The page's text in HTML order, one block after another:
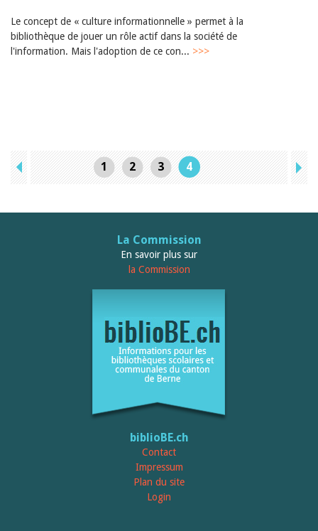
Le concept de « culture informationnelle » permet à la
bibliothèque de jouer un rôle actif dans la société de
l'information. Mais l'adoption de ce con... >>>
1 2 3 4
La Commission
En savoir plus sur
la Commission
biblioBE.ch
Contact
Impressum
Plan du site
Login